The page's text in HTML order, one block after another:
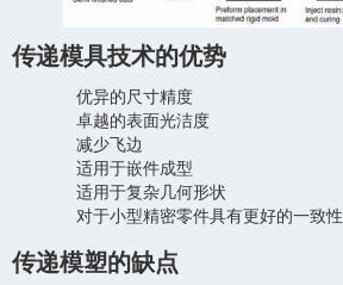
传递模具技术的优势
优异的尺寸精度
卓越的表面光洁度
减少飞边
适用于嵌件成型
适用于复杂几何形状
对于小型精密零件具有更好的一致性
传递模塑的缺点